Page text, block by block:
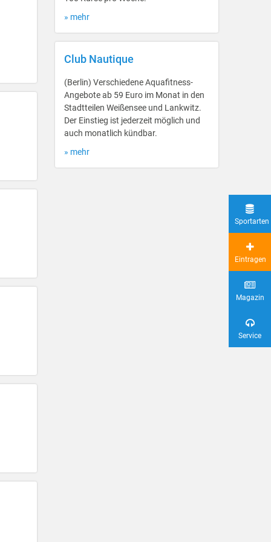
» mehr
Club Nautique
(Berlin) Verschiedene Aquafitness-
Angebote ab 59 Euro im Monat in den
Stadtteilen Weißensee und Lankwitz.
Der Einstieg ist jederzeit möglich und
auch monatlich kündbar.
» mehr
Sportarten
Eintragen
Magazin
Service